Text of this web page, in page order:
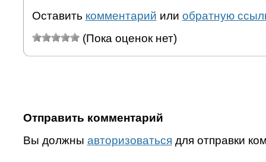
Оставить комментарий или обратную
(Пока оценок нет)
Отправить комментарий
Вы должны авторизоваться для отправки